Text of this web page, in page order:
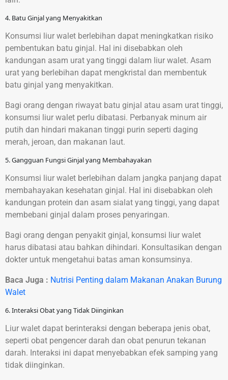
4. Batu Ginjal yang Menyakitkan
Konsumsi liur walet berlebihan dapat meningkatkan risiko
pembentukan batu ginjal. Hal ini disebabkan oleh
kandungan asam urat yang tinggi dalam liur walet. Asam
urat yang berlebihan dapat mengkristal dan membentuk
batu ginjal yang menyakitkan.
Bagi orang dengan riwayat batu ginjal atau asam urat tinggi,
konsumsi liur walet perlu dibatasi. Perbanyak minum air
putih dan hindari makanan tinggi purin seperti daging
merah, jeroan, dan makanan laut.
5. Gangguan Fungsi Ginjal yang Membahayakan
Konsumsi liur walet berlebihan dalam jangka panjang dapat
membahayakan kesehatan ginjal. Hal ini disebabkan oleh
kandungan protein dan asam sialat yang tinggi, yang dapat
membebani ginjal dalam proses penyaringan.
Bagi orang dengan penyakit ginjal, konsumsi liur walet
harus dibatasi atau bahkan dihindari. Konsultasikan dengan
dokter untuk mengetahui batas aman konsumsinya.
Baca Juga : Nutrisi Penting dalam Makanan Anakan Burung
Walet
6. Interaksi Obat yang Tidak Diinginkan
Liur walet dapat berinteraksi dengan beberapa jenis obat,
seperti obat pengencer darah dan obat penurun tekanan
darah. Interaksi ini dapat menyebabkan efek samping yang
tidak diinginkan.